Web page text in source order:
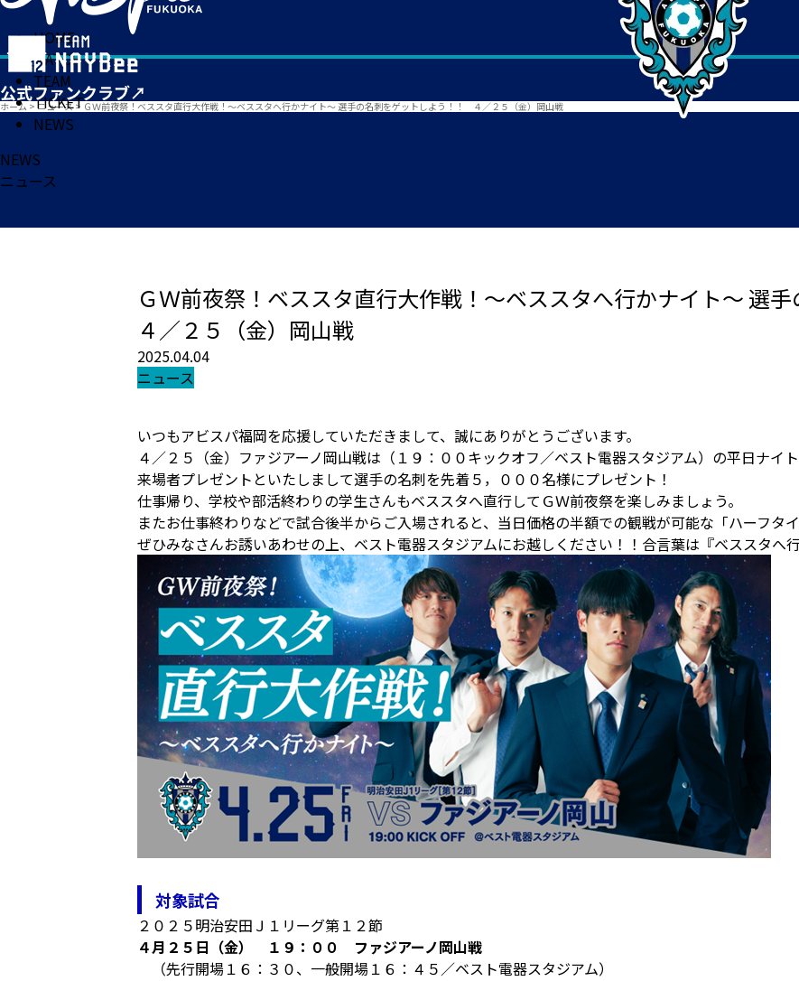
HOME
MATCH
TEAM
TICKET
NEWS
ホーム > ニュース> ＧＷ前夜祭！ベススタ直行大作戦！～ベススタへ行かナイト～ 選手の名刺をゲットしよう！！ ４／２５（金）岡山戦
NEWS
ニュース
ＧＷ前夜祭！ベススタ直行大作戦！～ベススタへ行かナイト～ 選
４／２５（金）岡山戦
2025.04.04
ニュース
いつもアビスパ福岡を応援していただきまして、誠にありがとうございます。
４／２５（金）ファジアーノ岡山戦は（１９：００キックオフ／ベスト電器スタジアム）の平日ナイト
来場者プレゼントといたしまして選手の名刺を先着５，０００名様にプレゼント！
仕事帰り、学校や部活終わりの学生さんもベススタへ直行してＧＷ前夜祭を楽しみましょう。
またお仕事終わりなどで試合後半からご入場されると、当日価格の半額での観戦が可能な「ハーフタ
ぜひみなさんお誘いあわせの上、ベスト電器スタジアムにお越しください！！合言葉は『ベススタへ
対象試合
２０２５明治安田Ｊ１リーグ第１２節
４月２５日（金） １９：００ ファジアーノ岡山戦
（先行開場１６：３０、一般開場１６：４５／ベスト電器スタジアム）